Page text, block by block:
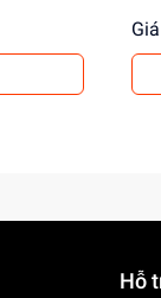
Hỗ